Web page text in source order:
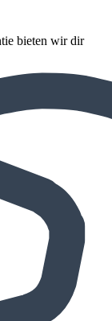
bieten wir dir